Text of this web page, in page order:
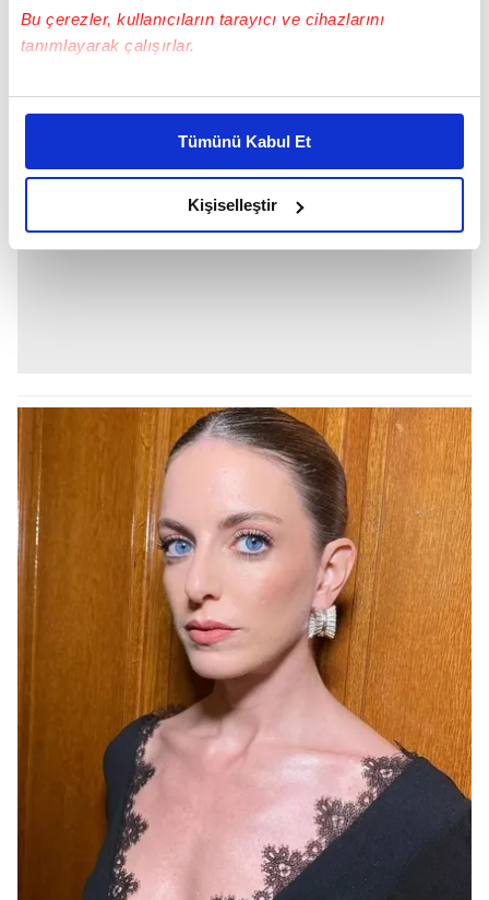
Bu çerezler, kullanıcıların tarayıcı ve cihazlarını
tanımlayarak çalışırlar.
Bu çerezlere izin vermeniz halinde sizlere özel
daha iyi reklam deneyimi yaşatabiliriz. Bunu yaparken
amacımızın size daha iyi bir reklam deneyimi sunmak
olduğunu ve sizlere en iyi içerikleri sunabilmek adına
elimizden gelen çabayı gösterdiğimizi ve bu noktada,
reklamların maliyetlerimizi karşılamak noktasında tek gelir
Sizlere daha iyi bir hizmet sunabilmek için İnternet
Sitemizde kendimize ve üçüncü kişilere ait çerezler
kullanılmaktadır. Bu çerezler vasıtasıyla çeşitli kişisel
verileriniz işlenmekte olup gerekli olan çerezler bilgi
toplumu hizmetlerinin sunulması amacıyla
kullanılmaktadır. Diğer çerezler, sitemizin daha işlevsel
kılınması ve kişiselleştirilmesi ve sizlere yönelik
reklam/pazarlama faaliyetlerinin yapılması, amaçlarıyla
sınırlı olarak açık rızanız dahilinde kullanılacaktır.
Çerezlere ilişkin tercihlerinizi aşağıda yer alan panel
vasıtasıyla belirleyebilirsiniz. Çerezlere ilişkin detaylı bilgi
için Ayarlar butonuna tıklayabilir,
Çerez Bilgilendirme
ziyaret edebilirsiniz.
6698 sayılı Kişisel Verilerin Korunması Kanunu uyarınca
hazırlanmış Aydınlatma Metnimizi okumak ve sitemizde
ilgili mevzuata uygun olarak kullanılan çerezlerle ilgili bilgi
Tümünü Kabul Et
Kişiselleştir
AHMET RIFAT ŞUNGAR